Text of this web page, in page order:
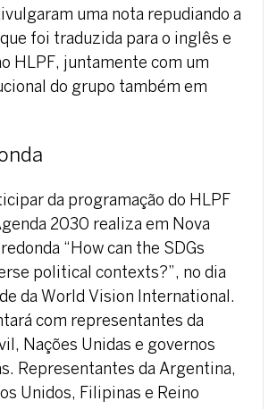
uma nota repudiando a
foi traduzida para o inglês e
HLPF, juntamente com um
do grupo também em
da programação do HLPF
2030 realiza em Nova
“How can the SDGs
political contexts?”, no dia
da World Vision International.
com representantes da
Nações Unidas e governos
Representantes da Argentina,
Unidos, Filipinas e Reino